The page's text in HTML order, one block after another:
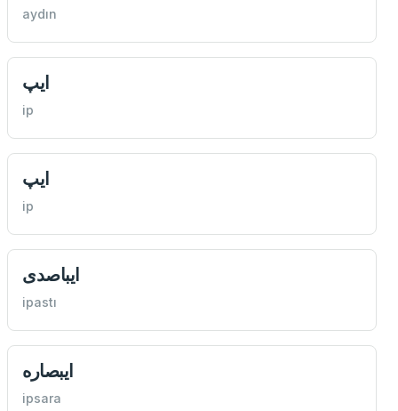
aydın
ايپ
ip
ايپ
ip
ايباصدی
ipastı
ايبصاره
ipsara